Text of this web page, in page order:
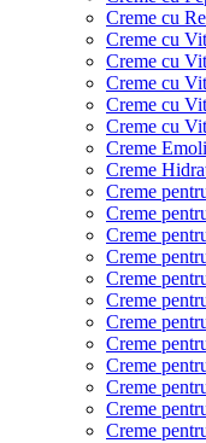
Creme cu
Creme cu
Creme cu
Creme cu
Creme cu
Creme cu
Creme
Creme
Creme
Creme
Creme
Creme
Creme
Creme
Creme
Creme
Creme
Creme
Creme
Creme